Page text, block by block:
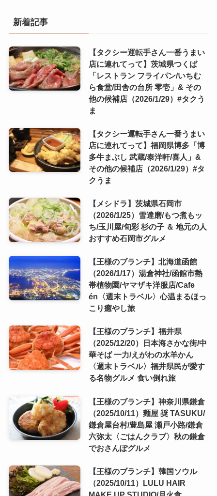
新着記事
【タクシー運転手さん一番うまい
店に連れてって】茨城県つくば
「レストラン フライパン/いちむ
ら食堂/田舎の台所 零壱」& その
他の候補店（2026/1/29）#タクう
ま
【タクシー運転手さん一番うまい
店に連れてって】福岡県博多「博
多牛まぶし 武蔵/泰洋軒/喜人」&
その他の候補店（2026/1/29）#タ
クうま
【メシドラ】茨城県石岡市
（2026/1/25）雪達磨/もつ煮もッ
ち/玉川屋/旬彩 杉の子 ＆ 地元の人
おすすめ石岡市グルメ
【王様のブランチ】北海道函館
（2026/1/17）湯倉神社/函館市熱
帯植物園/ヤマザキ洋服店/Cafe
én〈週末トラベル〉心温まるほっ
こり癒やし旅
【王様のブランチ】福井県
（2025/12/20）日本海さかな街/中
華そば 一力/えがわの水羊かん
〈週末トラベル〉福井県民が愛す
る名物グルメ 食い倒れ旅
【王様のブランチ】神奈川県鎌倉
（2025/10/11）麺屋 奨 TASUKU/
鎌倉屋台村/豊島屋 瀬戸小路/鎌倉
六弥太〈ごはんクラブ〉秋の鎌倉
でおさんぽグルメ
【王様のブランチ】韓国ソウル
（2025/10/11）LULU HAIR